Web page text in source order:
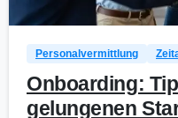
Personalvermittlung
Onboarding:
gelungenen